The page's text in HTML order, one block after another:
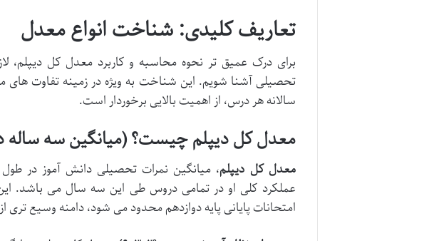
تعاریف کلیدی: شناخت انواع معدل
برای درک عمیق تر نحوه محاسبه و کاربرد معدل کل دیپلم،
تحصیلی آشنا شویم. این شناخت به ویژه در زمینه تفاوت
سالانه هر درس، از اهمیت بالایی برخوردار است.
معدل کل دیپلم چیست؟ (میانگین سه ساله
معدل کل دیپلم، میانگین نمرات تحصیلی دانش آموز در
عملکرد کلی او در تمامی دروس طی این سه سال می باشد.
امتحانات پایانی پایه دوازدهم محدود می شود، دامنه وسیع تری